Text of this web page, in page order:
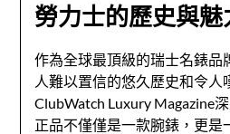
勞力士的歷史與魅
作為全球最頂級的瑞士名錶品
人難以置信的悠久歷史和令人
ClubWatch Luxury Magazine
正品不僅僅是一款腕錶，更是